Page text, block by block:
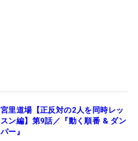
宮里道場【正反対の2人を同時レッ
スン編】第9話／『動く順番 & ダン
パー』